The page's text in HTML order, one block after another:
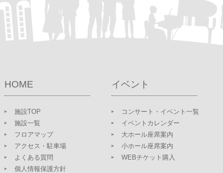
HOME
施設TOP
施設一覧
フロアマップ
アクセス・駐車場
よくある質問
個人情報保護方針
イベント
コンサート・イベント一覧
イベントカレンダー
大ホール座席案内
小ホール座席案内
WEBチケット購入